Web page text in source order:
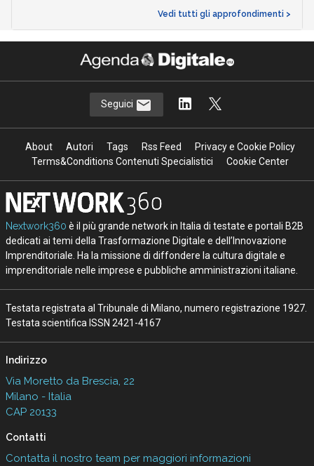
Vedi tutti gli approfondimenti >
Seguici
About Autori Tags Rss Feed
Privacy e Cookie Policy
Terms&Conditions Contenuti Specialistici
Cookie Center
Nextwork360 è il più grande network in Italia di testate e portali B2B
dedicati ai temi della Trasformazione Digitale e dell’Innovazione
Imprenditoriale. Ha la missione di diffondere la cultura digitale e
imprenditoriale nelle imprese e pubbliche amministrazioni italiane.
Testata registrata al Tribunale di Milano, numero registrazione 1927.
Testata scientifica ISSN 2421-4167
Indirizzo
Via Moretto da Brescia, 22
Milano - Italia
CAP 20133
Contatti
Contatta il nostro team per maggiori informazioni